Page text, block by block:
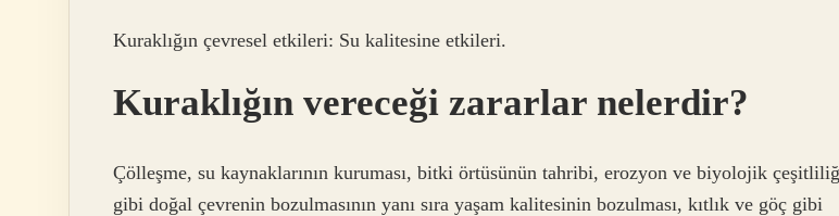
Kuraklığın çevresel etkileri: Su kalitesine etkileri.
Kuraklığın vereceği zararlar nelerdir?
Çölleşme, su kaynaklarının kuruması, bitki örtüsünün tahribi, erozyon ve biyolojik
gibi doğal çevrenin bozulmasının yanı sıra yaşam kalitesinin bozulması, kıtlık ve göç gibi